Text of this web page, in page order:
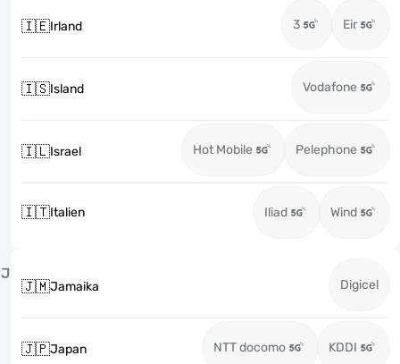
🇮🇪Irland 3 Eir
🇮🇸Island Vodafone
🇮🇱Israel Hot Mobile Pelephone
🇮🇹Italien Iliad Wind
J
🇯🇲Jamaika Digicel
🇯🇵Japan NTT docomo KDDI